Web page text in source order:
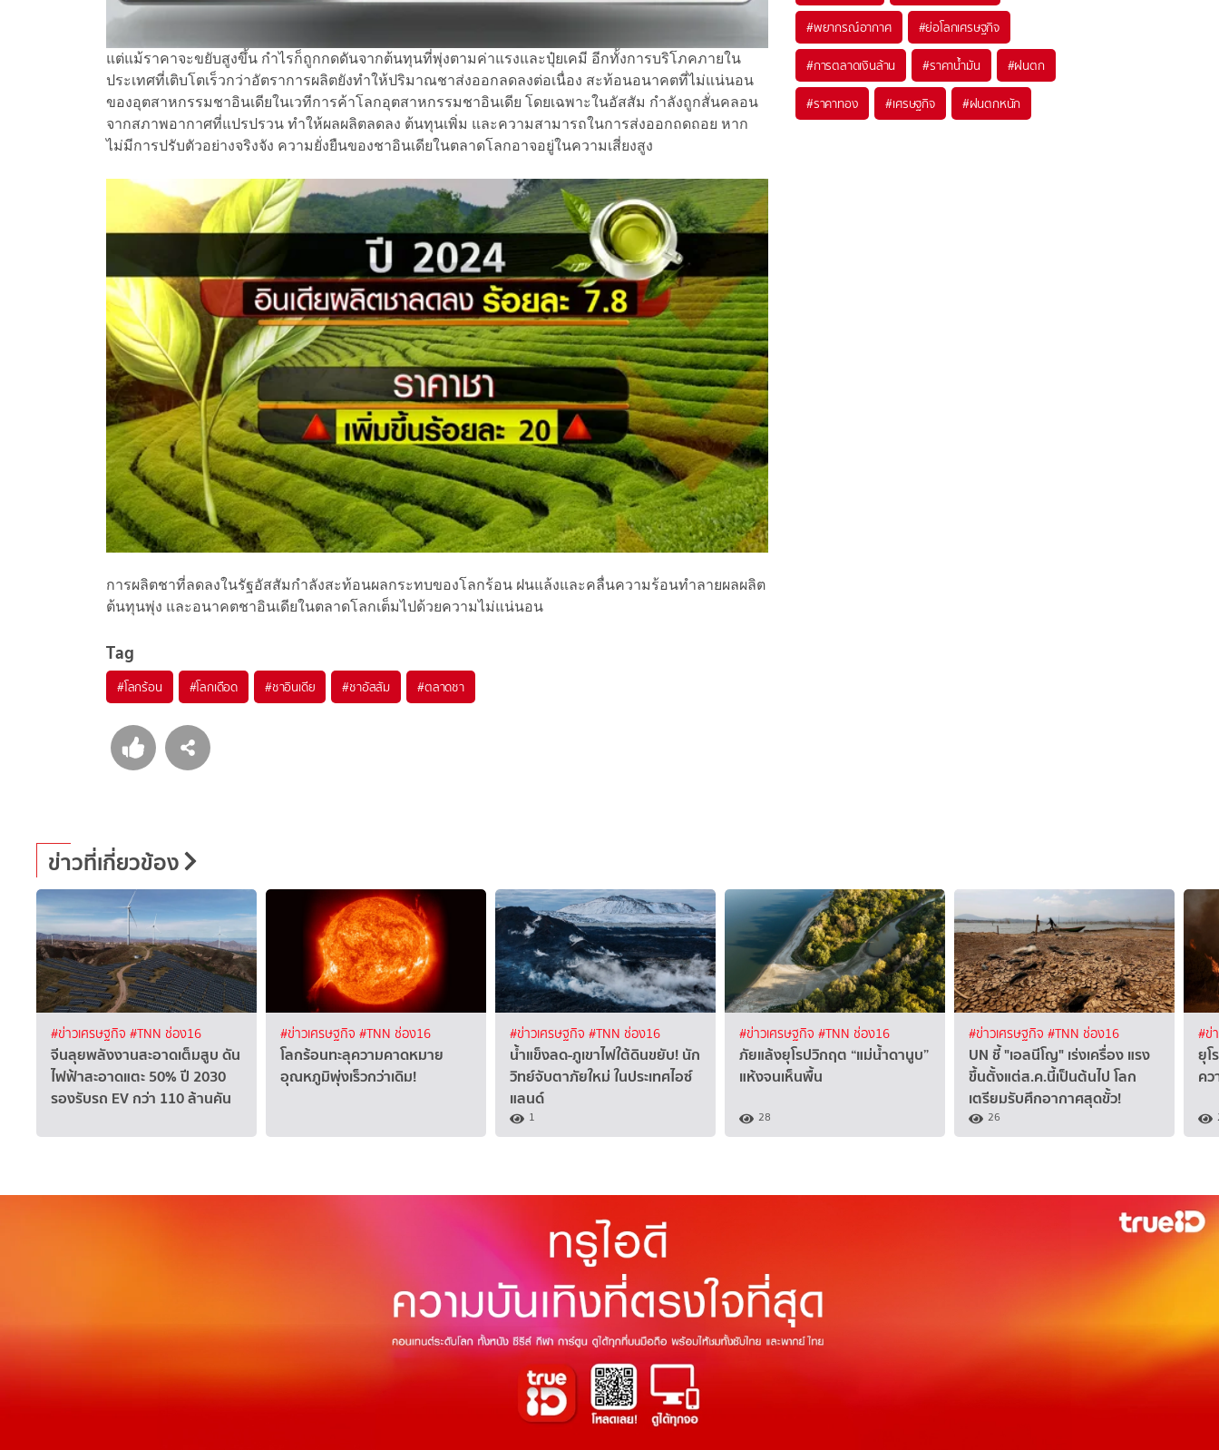
แต่แม้ราคาจะขยับสูงขึ้น กำไรก็ถูกกดดันจากต้นทุนที่พุ่งตามค่าแรงและปุ๋ยเคมี อีกทั้งการบริโภคภายใน
ประเทศที่เติบโตเร็วกว่าอัตราการผลิตยังทำให้ปริมาณชาส่งออกลดลงต่อเนื่อง สะท้อนอนาคตที่ไม่แน่นอน
ของอุตสาหกรรมชาอินเดียในเวทีการค้าโลกอุตสาหกรรมชาอินเดีย โดยเฉพาะในอัสสัม กำลังถูกสั่นคลอน
จากสภาพอากาศที่แปรปรวน ทำให้ผลผลิตลดลง ต้นทุนเพิ่ม และความสามารถในการส่งออกถดถอย หาก
ไม่มีการปรับตัวอย่างจริงจัง ความยั่งยืนของชาอินเดียในตลาดโลกอาจอยู่ในความเสี่ยงสูง
การผลิตชาที่ลดลงในรัฐอัสสัมกำลังสะท้อนผลกระทบของโลกร้อน ฝนแล้งและคลื่นความร้อนทำลายผลผลิต
ต้นทุนพุ่ง และอนาคตชาอินเดียในตลาดโลกเต็มไปด้วยความไม่แน่นอน
Tag
#โลกร้อน #โลกเดือด #ชาอินเดีย #ชาอัสสัม #ตลาดชา
#พยากรณ์อากาศ #ย่อโลกเศรษฐกิจ
#การตลาดเงินล้าน #ราคาน้ำมัน #ฝนตก
#ราคาทอง #เศรษฐกิจ #ฝนตกหนัก
ข่าวที่เกี่ยวข้อง
#ข่าวเศรษฐกิจ #TNN ช่อง16
จีนลุยพลังงานสะอาดเต็มสูบ ดัน
ไฟฟ้าสะอาดแตะ 50% ปี 2030
รองรับรถ EV กว่า 110 ล้านคัน
#ข่าวเศรษฐกิจ #TNN ช่อง16
โลกร้อนทะลุความคาดหมาย
อุณหภูมิพุ่งเร็วกว่าเดิม!
#ข่าวเศรษฐกิจ #TNN ช่อง16
น้ำแข็งลด-ภูเขาไฟใต้ดินขยับ! นัก
วิทย์จับตาภัยใหม่ ในประเทศไอซ์
แลนด์
1
#ข่าวเศรษฐกิจ #TNN ช่อง16
ภัยแล้งยุโรปวิกฤต “แม่น้ำดานูบ”
แห้งจนเห็นพื้น
28
#ข่าวเศรษฐกิจ #TNN ช่อง16
UN ชี้ "เอลนีโญ" เร่งเครื่อง แรง
ขึ้นตั้งแต่ส.ค.นี้เป็นต้นไป โลก
เตรียมรับศึกอากาศสุดขั้ว!
26
#ข่
ยุโ
ค